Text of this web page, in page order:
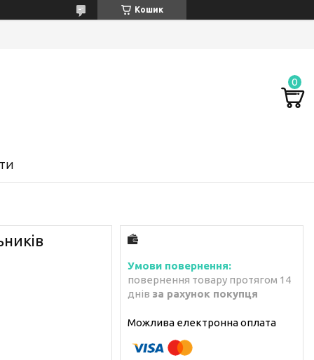
Кошик
повернення товару протягом 14
днів за рахунок покупця